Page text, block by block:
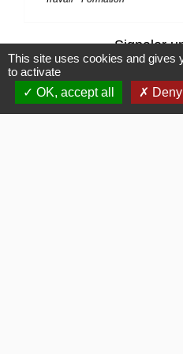
Signaler
This site uses cookies and gives
to activate
OK, accept all